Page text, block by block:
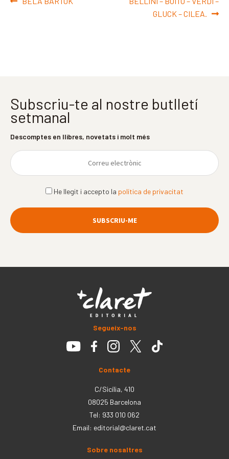
entrada:GLUCK – CILEA.
Subscriu-te al nostre butlletí
setmanal
Descomptes en llibres, novetats i molt més
He llegit i accepto la política de privacitat
Segueix-nos
Contacte
C/Sicília, 410
08025 Barcelona
Tel: 933 010 062
Email: editorial@claret.cat
Sobre nosaltres